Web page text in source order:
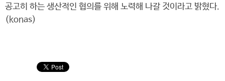
공고히 하는 생산적인 협의를 위해 노력해 나갈 것이라고 밝혔다.
(konas)